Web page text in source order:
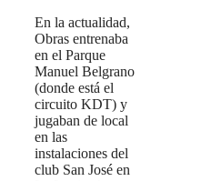
En la actualidad,
Obras entrenaba
en el Parque
Manuel Belgrano
(donde está el
circuito KDT) y
jugaban de local
en las
instalaciones del
club San José en